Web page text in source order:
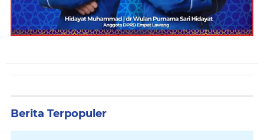
Berita Terpopuler